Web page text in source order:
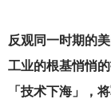
反观同一时期的
工业的根基悄悄
「技术下海」，